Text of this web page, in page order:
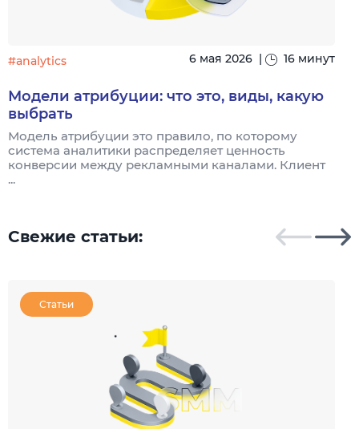
#analytics 6 мая 2026 | 16 минут
Модели атрибуции: что это, виды, какую
выбрать
Модель атрибуции это правило, по которому
система аналитики распределяет ценность
конверсии между рекламными каналами. Клиент
...
Свежие статьи:
Статьи